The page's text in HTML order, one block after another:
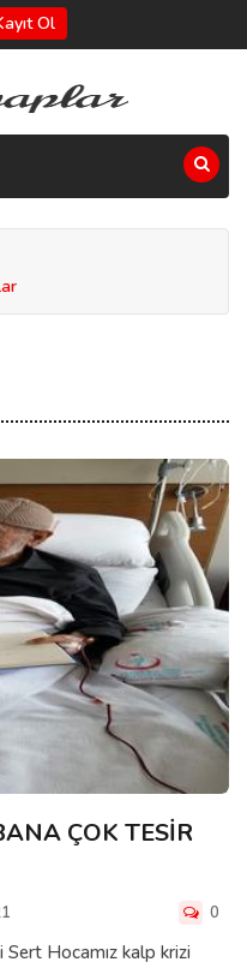
Ol
ÇOK TESİR
0
Sert Hocamız kalp krizi